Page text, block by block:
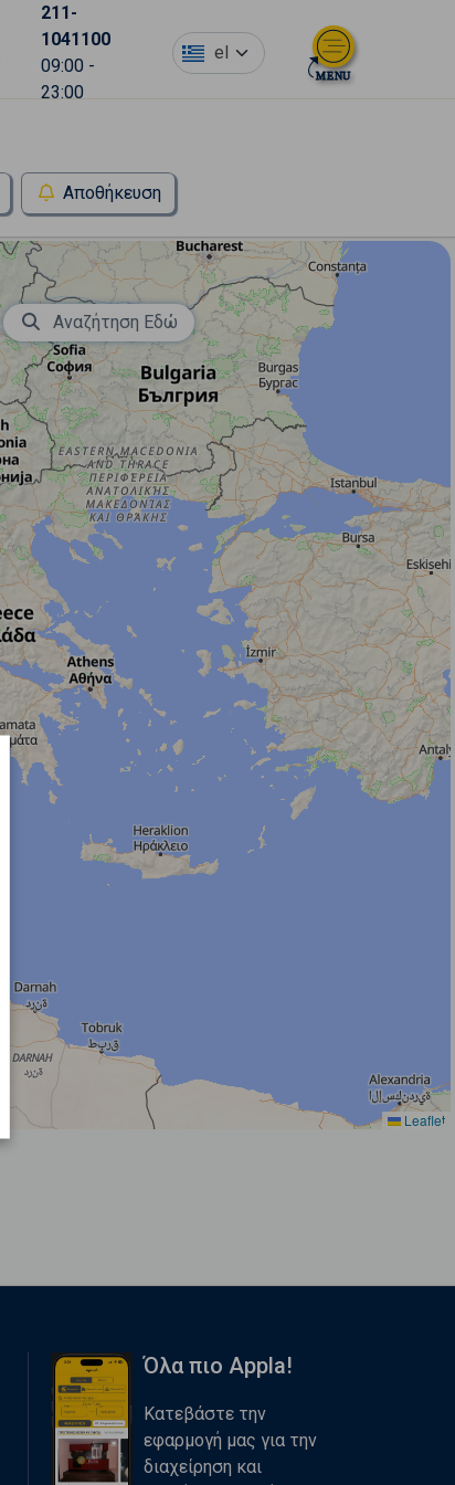
211-
1041100
09:00 -
23:00
el
Αποθήκευση
Leaflet
Αναζήτηση Εδώ
Όλα πιο Appla!
Κατεβάστε την
εφαρμογή μας για την
διαχείρηση και